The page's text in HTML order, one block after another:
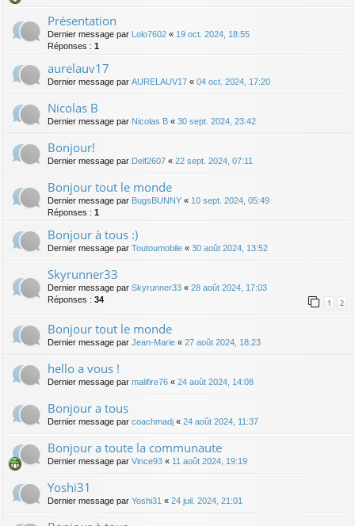
Présentation
Dernier message par Lolo7602 « 19 oct. 2024, 18:55
Réponses : 1
aurelauv17
Dernier message par AURELAUV17 « 04 oct. 2024, 17:20
Nicolas B
Dernier message par Nicolas B « 30 sept. 2024, 23:42
Bonjour!
Dernier message par Delf2607 « 22 sept. 2024, 07:11
Bonjour tout le monde
Dernier message par BugsBUNNY « 10 sept. 2024, 05:49
Réponses : 1
Bonjour à tous :)
Dernier message par Toutoumobile « 30 août 2024, 13:52
Skyrunner33
Dernier message par Skyrunner33 « 28 août 2024, 17:03
Réponses : 34 1 2
Bonjour tout le monde
Dernier message par Jean-Marie « 27 août 2024, 18:23
hello a vous !
Dernier message par malifire76 « 24 août 2024, 14:08
Bonjour a tous
Dernier message par coachmadj « 24 août 2024, 11:37
Bonjour a toute la communaute
Dernier message par Vince93 « 11 août 2024, 19:19
Yoshi31
Dernier message par Yoshi31 « 24 juil. 2024, 21:01